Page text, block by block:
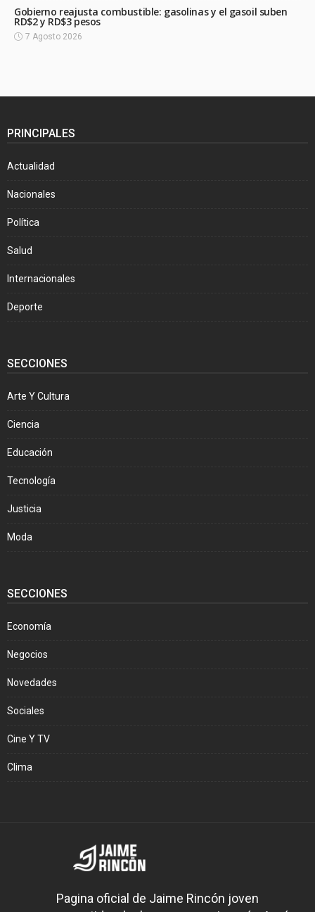
Gobierno reajusta combustible: gasolinas y el gasoil suben
RD$2 y RD$3 pesos
7 Agosto 2026
PRINCIPALES
Actualidad
Nacionales
Política
Salud
Internacionales
Deporte
SECCIONES
Arte Y Cultura
Ciencia
Educación
Tecnología
Justicia
Moda
SECCIONES
Economía
Negocios
Novedades
Sociales
Cine Y TV
Clima
Pagina oficial de Jaime Rincón joven